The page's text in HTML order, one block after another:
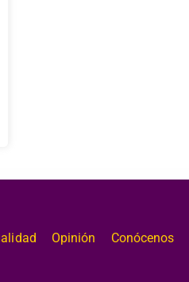
Opinión Conócenos